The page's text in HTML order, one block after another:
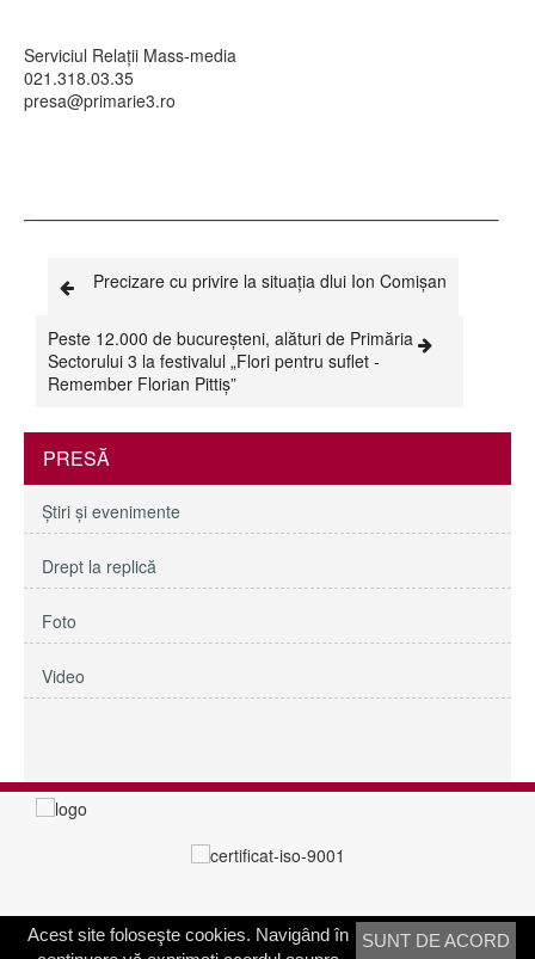
Serviciul Relaţii Mass-media
021.318.03.35
presa@primarie3.ro
Precizare cu privire la situația dlui Ion Comișan
Peste 12.000 de bucureșteni, alături de Primăria
Sectorului 3 la festivalul „Flori pentru suflet -
Remember Florian Pittiş”
PRESĂ
Ştiri şi evenimente
Drept la replică
Foto
Video
PRIMĂRIA SECTORULUI 3 SUNT DE ACORD
Acest site foloseşte cookies. Navigând în